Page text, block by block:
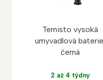
Temisto vysoká
umyvadlová
černá
2 až 4 týdny